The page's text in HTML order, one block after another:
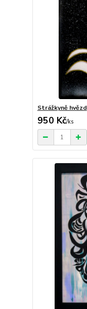
Strážkyně hvězd
950 Kč/ks